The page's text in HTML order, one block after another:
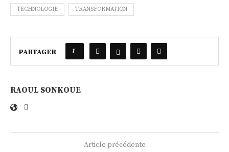
TECHNOLOGIE TRANSFORMATION
PARTAGER 1
RAOUL SONKOUE
Article précédente